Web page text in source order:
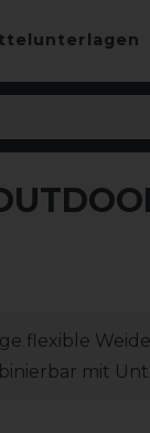
flexible
mit